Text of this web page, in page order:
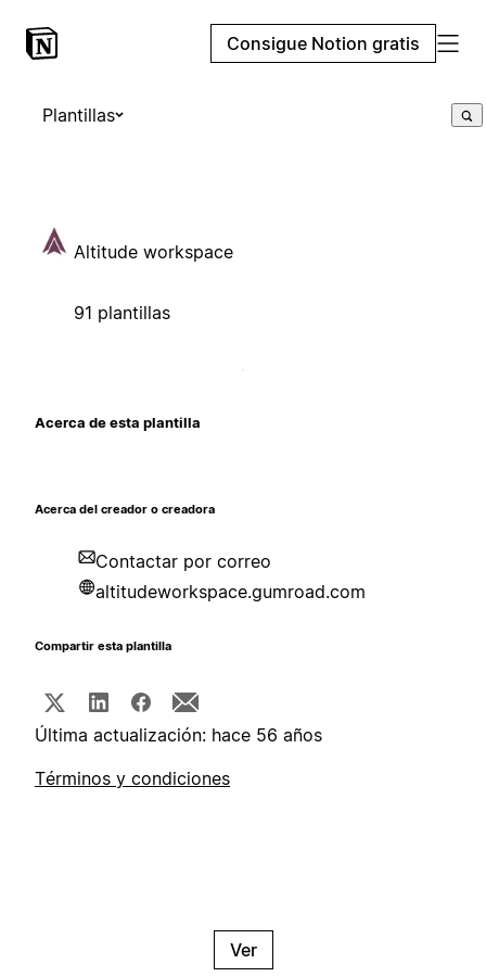
Consigue Notion gratis
Plantillas
Altitude workspace
91 plantillas
Acerca de esta plantilla
Acerca del creador o creadora
Contactar por correo
altitudeworkspace.gumroad.com
Compartir esta plantilla
Última actualización: hace 56 años
Términos y condiciones
Ver